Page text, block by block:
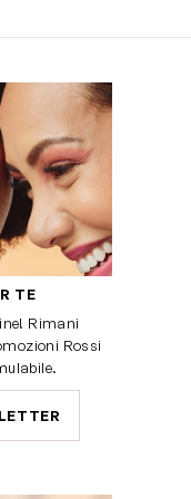
TE
Rimani
Rossi